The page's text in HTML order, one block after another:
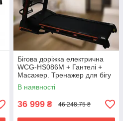
Бігова доріжка електрична
WCG-HS086M + Гантелі +
Масажер. Тренажер для бігу
в будинку, спортзалі
В наявності
36 999 ₴ 46 248,75 ₴